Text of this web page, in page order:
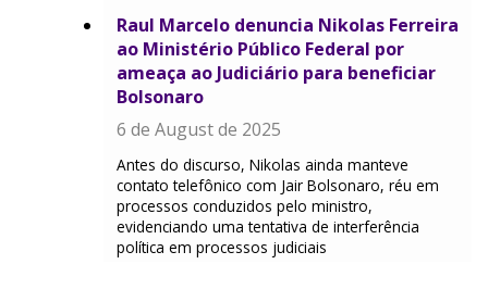
Raul Marcelo denuncia Nikolas Ferreira
ao Ministério Público Federal por
ameaça ao Judiciário para beneficiar
Bolsonaro
6 de August de 2025
Antes do discurso, Nikolas ainda manteve
contato telefônico com Jair Bolsonaro, réu em
processos conduzidos pelo ministro,
evidenciando uma tentativa de interferência
política em processos judiciais